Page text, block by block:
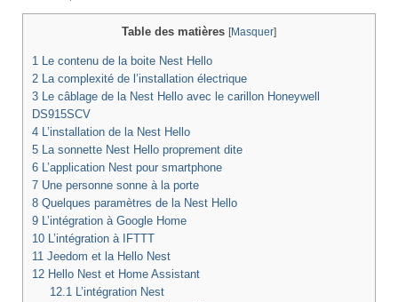
Table des matières [Masquer]
1 Le contenu de la boite Nest Hello
2 La complexité de l’installation électrique
3 Le câblage de la Nest Hello avec le carillon Honeywell
DS915SCV
4 L’installation de la Nest Hello
5 La sonnette Nest Hello proprement dite
6 L’application Nest pour smartphone
7 Une personne sonne à la porte
8 Quelques paramètres de la Nest Hello
9 L’intégration à Google Home
10 L’intégration à IFTTT
11 Jeedom et la Hello Nest
12 Hello Nest et Home Assistant
12.1L’intégration Nest